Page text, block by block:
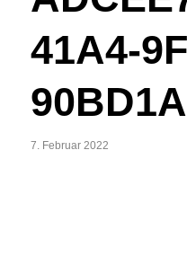
41A4-
7. Februar 2022